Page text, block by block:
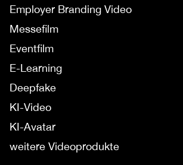
Employer Branding Video
Messefilm
Eventfilm
E-Learning
Deepfake
KI-Video
KI-Avatar
weitere Videoprodukte